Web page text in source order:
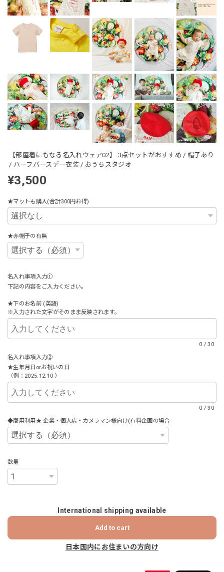
【部屋着にもなる名入れウェア02】 3点セットがおすすめ / 帽子あり
/ ハーフバースデー衣装 / おうちスタジオ
¥3,500
★マットも購入(合計300円お得)
★赤帽子の有無
名入れ事項入力①
下記の内容をご入力ください。
★下のお名前 (英語)
※入力された文字がそのまま反映されます。
0 /30
名入れ事項入力②
★生年月日orお祝いの日
（例：2025.12.10 ）
0 /30
◆商用利用★ 企業・個人店・カメラマン様向け(有料企画の場合
数量
International shipping available
Add to cart
日本国内にお住まいの方向け